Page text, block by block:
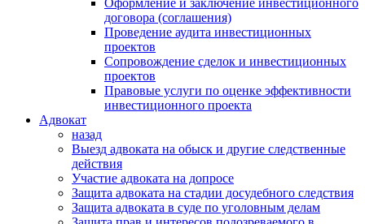
Оформление и заключение инвестиционного
договора (соглашения)
Проведение аудита инвестиционных
проектов
Сопровождение сделок и инвестиционных
проектов
Правовые услуги по оценке эффективности
инвестиционного проекта
Адвокат
назад
Выезд адвоката на обыск и другие следственные
действия
Участие адвоката на допросе
Защита адвоката на стадии досудебного следствия
Защита адвоката в суде по уголовным делам